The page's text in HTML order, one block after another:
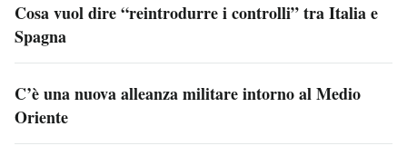
Cosa vuol dire “reintrodurre i controlli” tra Italia e
Spagna
C’è una nuova alleanza militare intorno al Medio
Oriente